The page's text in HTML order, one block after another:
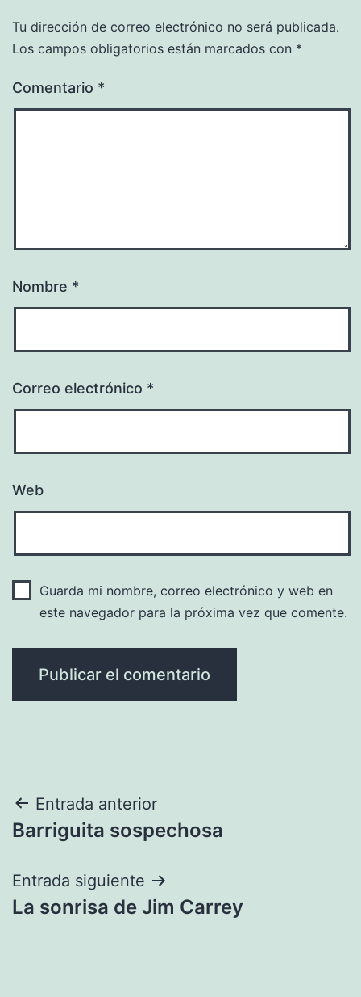
Tu dirección de correo electrónico no será publicada.
Los campos obligatorios están marcados con *
Comentario *
Nombre *
Correo electrónico *
Web
Guarda mi nombre, correo electrónico y web en
este navegador para la próxima vez que comente.
Navegación
de
entradas
Entrada anterior
Barriguita sospechosa
Entrada siguiente
La sonrisa de Jim Carrey